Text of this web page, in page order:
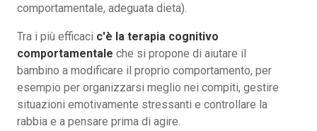
comportamentale, adeguata dieta).
Tra i più efficaci c'è la terapia cognitivo
comportamentale che si propone di aiutare il
bambino a modificare il proprio comportamento, per
esempio per organizzarsi meglio nei compiti, gestire
situazioni emotivamente stressanti e controllare la
rabbia e a pensare prima di agire.